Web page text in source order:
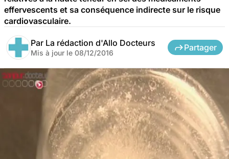
effervescents et sa conséquence indirecte sur le risque
cardiovasculaire.
Par La rédaction d'Allo Docteurs
Mis à jour le 08/12/2016
Partager